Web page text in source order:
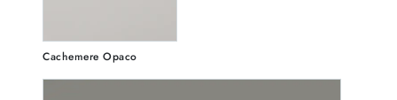
Cachemere Opaco